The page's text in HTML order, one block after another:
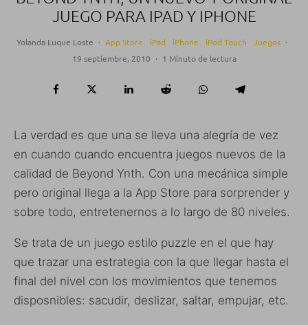
JUEGO PARA IPAD Y IPHONE
Yolanda Luque Loste · App Store iPad iPhone iPod Touch Juegos ·
19 septiembre, 2010 · 1 Minuto de lectura
La verdad es que una se lleva una alegría de vez
en cuando cuando encuentra juegos nuevos de la
calidad de Beyond Ynth. Con una mecánica simple
pero original llega a la App Store para sorprender y
sobre todo, entretenernos a lo largo de 80 niveles.
Se trata de un juego estilo puzzle en el que hay
que trazar una estrategia con la que llegar hasta el
final del nivel con los movimientos que tenemos
disposnibles: sacudir, deslizar, saltar, empujar, etc.